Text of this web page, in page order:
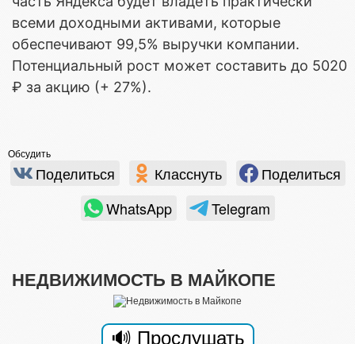
всеми доходными активами, которые
обеспечивают 99,5% выручки компании.
Потенциальный рост может составить до 5020
₽ за акцию (+ 27%).
Обсудить
Поделиться Класснуть
Поделиться
WhatsApp
Telegram
НЕДВИЖИМОСТЬ В МАЙКОПЕ